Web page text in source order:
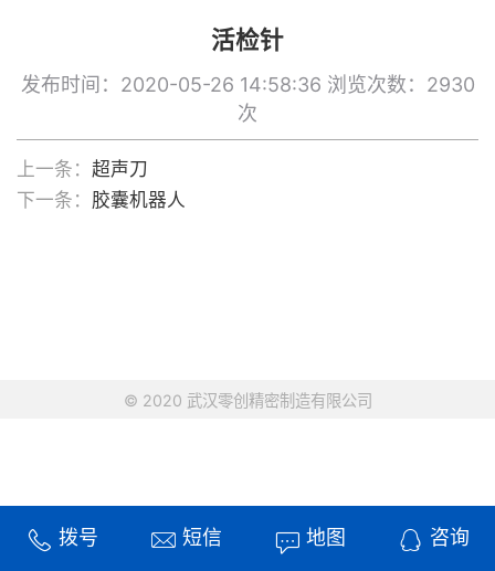
活检针
发布时间：2020-05-26 14:58:36 浏览次数：2930
次
上一条： 超声刀
下一条： 胶囊机器人
© 2020 武汉零创精密制造有限公司
拨号 短信 地图 咨询